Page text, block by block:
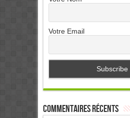
Votre Email
Commentaires récents